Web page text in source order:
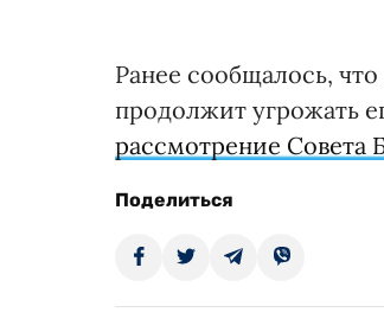
Ранее сообщалось,
продолжит угрожать
рассмотрение Совета
Поделиться